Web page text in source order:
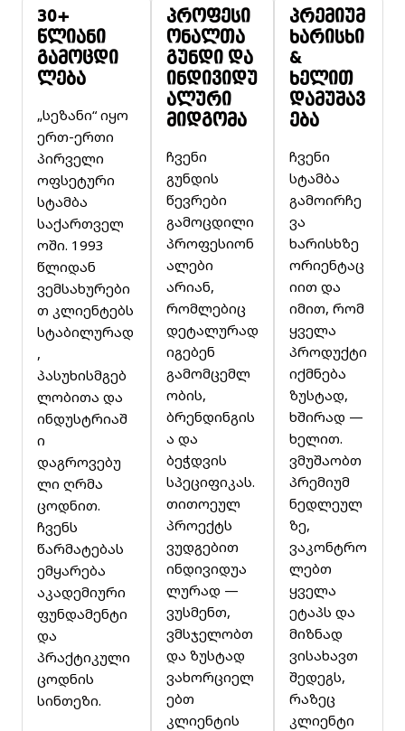
30+
წლიანი
გამოცდი
ლება
„სეზანი“ იყო
ერთ-ერთი
პირველი
ოფსეტური
სტამბა
საქართველ
ოში. 1993
წლიდან
ვემსახურები
თ კლიენტებს
სტაბილურად
,
პასუხისმგებ
ლობითა და
ინდუსტრიაშ
ი
დაგროვებუ
ლი ღრმა
ცოდნით.
ჩვენს
წარმატებას
ემყარება
აკადემიური
ფუნდამენტი
და
პრაქტიკული
ცოდნის
სინთეზი.
პროფესი
ონალთა
გუნდი და
ინდივიდუ
ალური
მიდგომა
ჩვენი
გუნდის
წევრები
გამოცდილი
პროფესიონ
ალები
არიან,
რომლებიც
დეტალურად
იგებენ
გამომცემლ
ობის,
ბრენდინგის
ა და
ბეჭდვის
სპეციფიკას.
თითოეულ
პროექტს
ვუდგებით
ინდივიდუა
ლურად —
ვუსმენთ,
ვმსჯელობთ
და ზუსტად
ვახორციელ
ებთ
კლიენტის
პრემიუმ
ხარისხი
&
ხელით
დამუშავ
ება
ჩვენი
სტამბა
გამოირჩე
ვა
ხარისხზე
ორიენტაც
იით და
იმით, რომ
ყველა
პროდუქტი
იქმნება
ზუსტად,
ხშირად —
ხელით.
ვმუშაობთ
პრემიუმ
ნედლეულ
ზე,
ვაკონტრო
ლებთ
ყველა
ეტაპს და
მიზნად
ვისახავთ
შედეგს,
რაზეც
კლიენტი